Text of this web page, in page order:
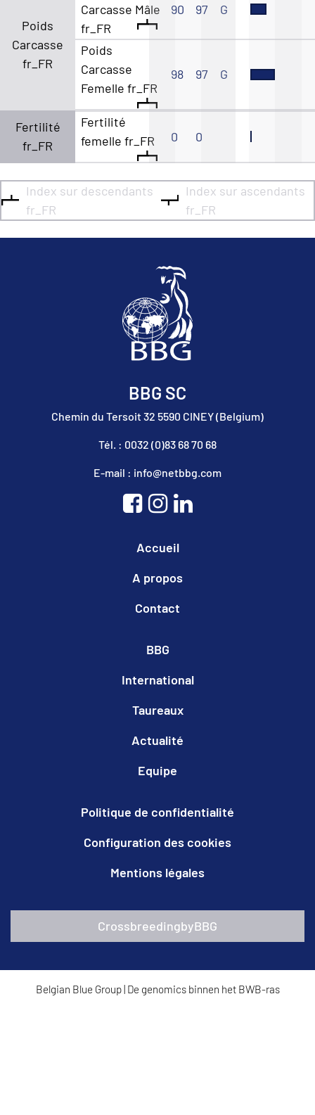
Poids
Carcasse
fr_FR
Carcasse Mâle
fr_FR
90 97 G
Poids
Carcasse
Femelle fr_FR
98 97 G
Fertilité
fr_FR
Fertilité
femelle fr_FR
0 0
Index sur descendants
fr_FR
Index sur ascendants
fr_FR
BBG SC
Chemin du Tersoit 32 5590 CINEY (Belgium)
Tél. : 0032 (0)83 68 70 68
E-mail : info@netbbg.com
Accueil
A propos
Contact
BBG
International
Taureaux
Actualité
Equipe
Politique de confidentialité
Configuration des cookies
Mentions légales
CrossbreedingbyBBG
Belgian Blue Group| De genomics binnen het BWB-ras